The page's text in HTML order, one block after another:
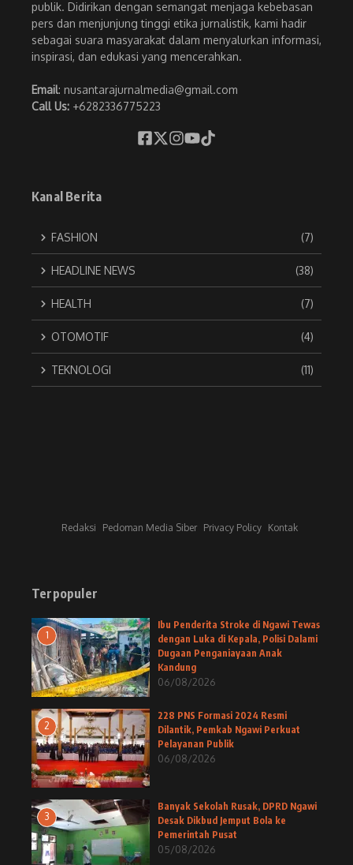
publik. Didirikan dengan semangat menjaga kebebasan
pers dan menjunjung tinggi etika jurnalistik, kami hadir
sebagai suara masyarakat dalam menyalurkan informasi,
inspirasi, dan edukasi yang mencerahkan.
Email: nusantarajurnalmedia@gmail.com
Call Us: +6282336775223
Kanal Berita
FASHION (7)
HEADLINE NEWS (38)
HEALTH (7)
OTOMOTIF (4)
TEKNOLOGI (11)
Redaksi Pedoman Media Siber Privacy Policy Kontak
Terpopuler
1
Ibu Penderita Stroke di Ngawi Tewas
dengan Luka di Kepala, Polisi Dalami
Dugaan Penganiayaan Anak
Kandung
06/08/2026
2
228 PNS Formasi 2024 Resmi
Dilantik, Pemkab Ngawi Perkuat
Pelayanan Publik
06/08/2026
3
Banyak Sekolah Rusak, DPRD Ngawi
Desak Dikbud Jemput Bola ke
Pemerintah Pusat
05/08/2026